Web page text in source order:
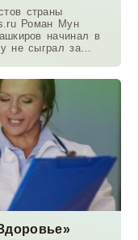
страны
Роман Мун
начинал в
не сыграл за